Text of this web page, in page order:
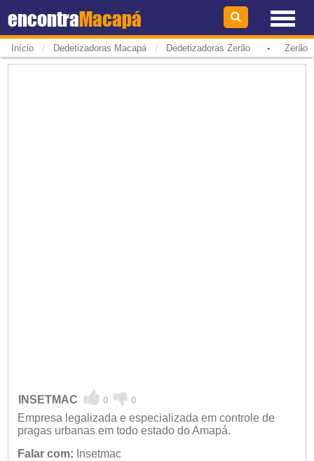
encontraMacapá
Início / Dedetizadoras Macapá / Dedetizadoras Zerão- Zerão
INSETMAC 0 0
Empresa legalizada e especializada em controle de
pragas urbanas em todo estado do Amapá.
Falar com: Insetmac